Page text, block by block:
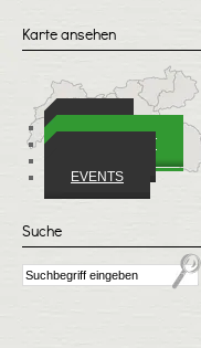
WIRTSCHAFT
EVENTS
Karte ansehen
Suche